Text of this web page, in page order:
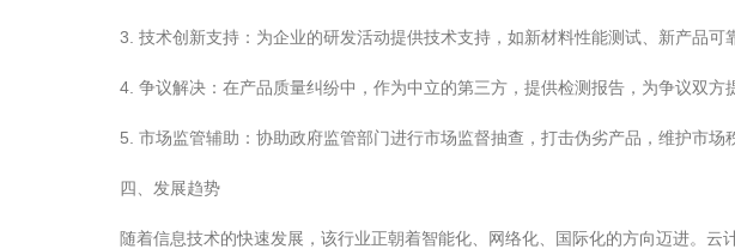
3. 技术创新支持：为企业的研发活动提供技术支持，如新材料性能测试、新产品可
4. 争议解决：在产品质量纠纷中，作为中立的第三方，提供检测报告，为争议双方
5. 市场监管辅助：协助政府监管部门进行市场监督抽查，打击伪劣产品，维护市场
四、发展趋势
随着信息技术的快速发展，该行业正朝着智能化、网络化、国际化的方向迈进。云